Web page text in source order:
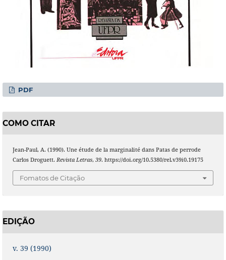
PDF
COMO CITAR
Jean-Paul, A. (1990). Une étude de la marginalité dans Patas de perrode
Carlos Droguett. Revista Letras, 39. https://doi.org/10.5380/rel.v39i0.19175
Fomatos de Citação
EDIÇÃO
v. 39 (1990)